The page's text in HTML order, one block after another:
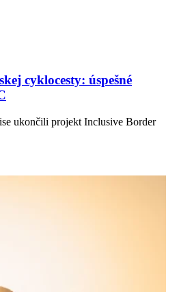
cyklocesty: úspešné
ukončili projekt Inclusive Border